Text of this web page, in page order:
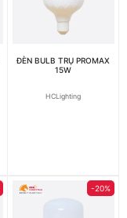
ĐÈN BULB TRỤ PROMAX
15W
HCLighting
-20%